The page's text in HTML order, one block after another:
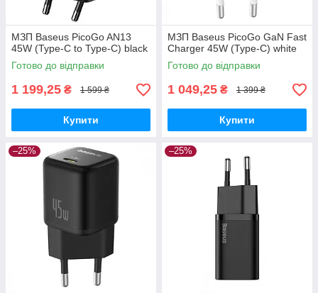
МЗП Baseus PicoGo AN13
45W (Type-C to Type-C) black
Готово до відправки
1 199,25 ₴ 1 599 ₴
Купити
МЗП Baseus PicoGo GaN Fast
Charger 45W (Type-C) white
Готово до відправки
1 049,25 ₴ 1 399 ₴
Купити
–25% –25%